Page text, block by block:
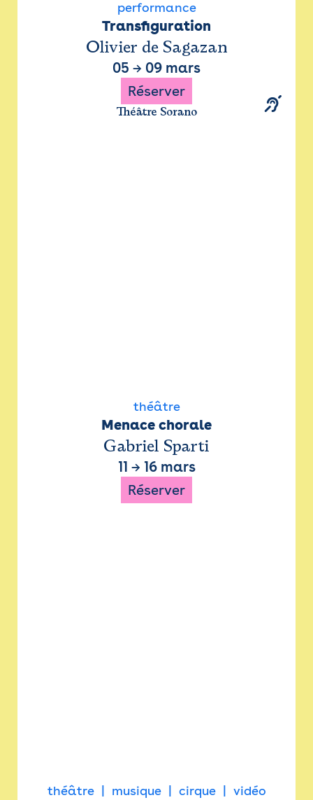
performance
Transfiguration
Olivier de Sagazan
05 → 09 mars
Réserver
Théâtre Sorano
théâtre
Menace chorale
Gabriel Sparti
11 → 16 mars
Réserver
théâtre musique cirque vidéo